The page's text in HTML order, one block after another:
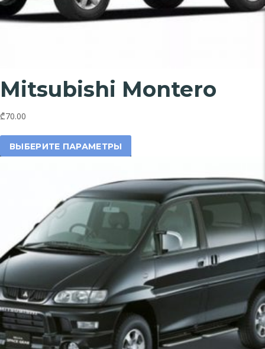
Mitsubishi Montero
₾70.00
ВЫБЕРИТЕ ПАРАМЕТРЫ
имеет
вариаций.
Опции
можно
выбрать
на
странице
товара.